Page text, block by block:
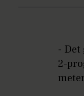
- Det
2-